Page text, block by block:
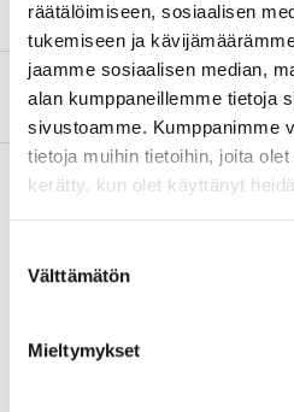
räätälöimiseen, sosiaalisen
tukemiseen ja
jaamme sosiaalisen median,
alan kumppaneillemme tietoja
sivustoamme. Kumppanimme
tietoja muihin tietoihin, joita
kerätty, kun olet käyttänyt
valinta
Välttämätön
Mieltymykset
Om tillverkaren
Köp & Hämta i ditt